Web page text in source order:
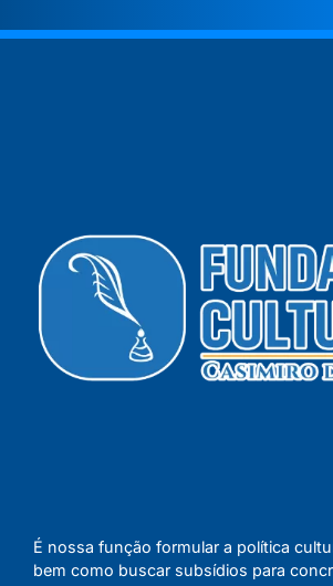
É nossa função formular a política
bem como buscar subsídios para